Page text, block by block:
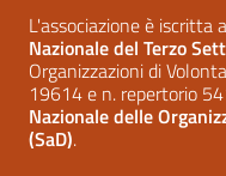
L'associazione è iscritta
Nazionale del Terzo
Organizzazioni di
19614 e n. repertorio
Nazionale delle
(SaD).